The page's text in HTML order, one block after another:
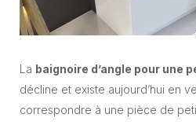
La baignoire d’angle pour une
décline et existe aujourd’hui en
correspondre à une pièce de